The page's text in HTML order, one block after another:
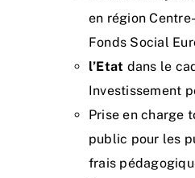
en région
Fonds Social
l’Etat dans le
Investissement
Prise en charge
public pour les
frais